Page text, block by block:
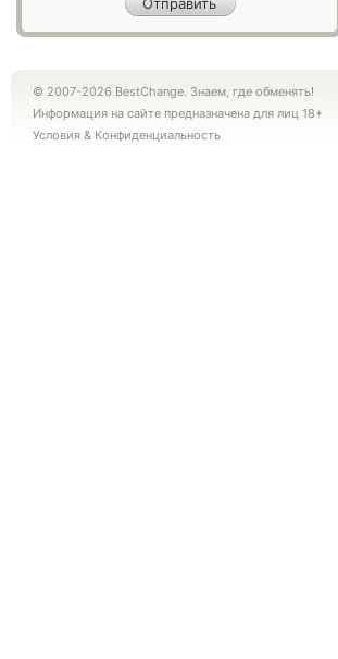
© 2007-2026 BestChange. Знаем, где обменять!
Информация на сайте предназначена для лиц 18+
Условия & Конфиденциальность